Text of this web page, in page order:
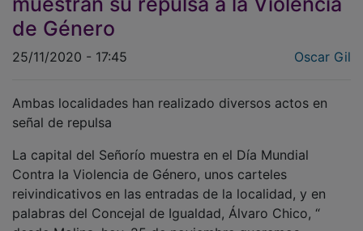
de Género
señal de repulsa
Contra la Violencia de Género, unos carteles
reivindicativos en las entradas de la localidad, y en
palabras del Concejal de Igualdad, Álvaro Chico, “
desde Molina, hoy, 25 de noviembre queremos